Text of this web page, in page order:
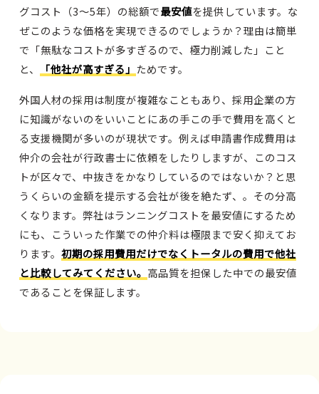
グコスト（3～5年）の総額で最安値を提供しています。な
ぜこのような価格を実現できるのでしょうか？理由は簡単
で「無駄なコストが多すぎるので、極力削減した」こと
と、
「他社が高すぎる」 ためです。
外国人材の採用は制度が複雑なこともあり、採用企業の方
に知識がないのをいいことにあの手この手で費用を高くと
る支援機関が多いのが現状です。例えば申請書作成費用は
仲介の会社が行政書士に依頼をしたりしますが、このコス
トが区々で、中抜きをかなりしているのではないか？と思
うくらいの金額を提示する会社が後を絶たず、。その分高
くなります。弊社はランニングコストを最安値にするため
にも、こういった作業での仲介料は極限まで安く抑えてお
ります。 初期の採用費用だけでなくトータルの費用で他社
と比較してみてください。 高品質を担保した中での最安値
であることを保証します。